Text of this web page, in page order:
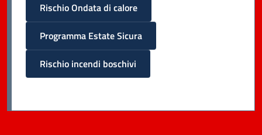
Rischio Ondata di calore
Programma Estate Sicura
Rischio incendi boschivi